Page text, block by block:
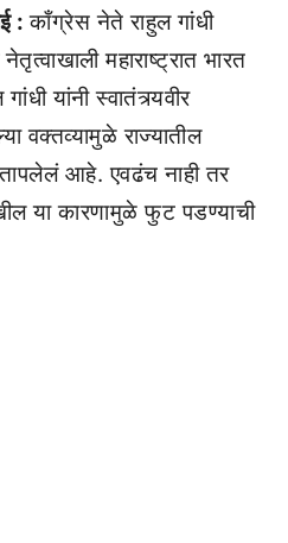
:काँग्रेस नेते राहुल गांधी
महाराष्ट्रात भारत
यांनी स्वातंत्र्यवीर
वक्तव्यामुळे राज्यातील
आहे. एवढंच नाही तर
या कारणामुळे फुट पडण्याची